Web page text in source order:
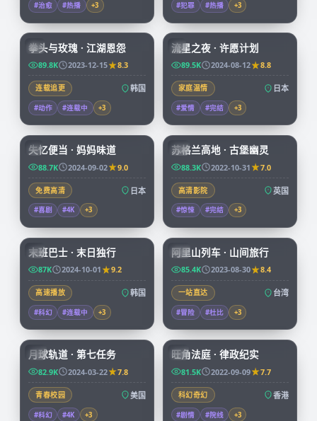
#治愈 #热播 +3 #犯罪 #热播 +3
KR
拳头与玫瑰 · 江湖恩怨
89.8K 2023-12-15 8.3
连载追更 韩国
#动作 #连载中 +3
JP
流星之夜 · 许愿计划
89.5K 2024-08-12 8.8
家庭温情 日本
#爱情 #完结 +3
JP
59:19
失忆便当 · 妈妈味道
88.7K 2024-09-02 9.0
免费高清 日本
#喜剧 #4K +3
CN
99:39
苏格兰高地 · 古堡幽灵
88.3K 2022-10-31 7.0
高清影院 英国
#惊悚 #完结 +3
KR
末班巴士 · 末日独行
87K 2024-10-01 9.2
高速播放 韩国
#科幻 #连载中 +3
TW
阿里山列车 · 山间旅行
85.4K 2023-08-30 8.4
一站直达 台湾
#冒险 #杜比 +3
CN
99:57
月球轨道 · 第七任务
82.9K 2024-03-22 7.8
青春校园 美国
#科幻 #4K +3
HK
45:15
旺角法庭 · 律政纪实
81.5K 2022-09-09 7.7
科幻奇幻 香港
#剧情 #院线 +3